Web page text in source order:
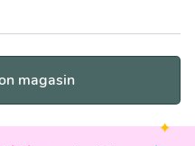
magasin